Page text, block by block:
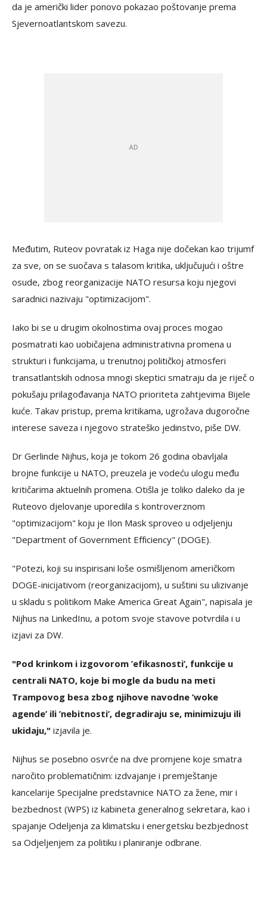
da je američki lider ponovo pokazao poštovanje prema
Sjevernoatlantskom savezu.
Međutim, Ruteov povratak iz Haga nije dočekan kao trijumf
za sve, on se suočava s talasom kritika, uključujući i oštre
osude, zbog reorganizacije NATO resursa koju njegovi
saradnici nazivaju "optimizacijom".
Iako bi se u drugim okolnostima ovaj proces mogao
posmatrati kao uobičajena administrativna promena u
strukturi i funkcijama, u trenutnoj političkoj atmosferi
transatlantskih odnosa mnogi skeptici smatraju da je riječ o
pokušaju prilagođavanja NATO prioriteta zahtjevima Bijele
kuće. Takav pristup, prema kritikama, ugrožava dugoročne
interese saveza i njegovo strateško jedinstvo, piše DW.
Dr Gerlinde Nijhus, koja je tokom 26 godina obavljala
brojne funkcije u NATO, preuzela je vodeću ulogu među
kritičarima aktuelnih promena. Otišla je toliko daleko da je
Ruteovo djelovanje uporedila s kontroverznom
"optimizacijom" koju je Ilon Mask sproveo u odjeljenju
"Department of Government Efficiency" (DOGE).
"Potezi, koji su inspirisani loše osmišljenom američkom
DOGE-inicijativom (reorganizacijom), u suštini su ulizivanje
u skladu s politikom Make America Great Again", napisala je
Nijhus na LinkedInu, a potom svoje stavove potvrdila i u
izjavi za DW.
"Pod krinkom i izgovorom ’efikasnosti’, funkcije u
centrali NATO, koje bi mogle da budu na meti
Trampovog besa zbog njihove navodne ’woke
agende’ ili ’nebitnosti’, degradiraju se, minimizuju ili
ukidaju," izjavila je.
Nijhus se posebno osvrće na dve promjene koje smatra
naročito problematičnim: izdvajanje i premještanje
kancelarije Specijalne predstavnice NATO za žene, mir i
bezbednost (WPS) iz kabineta generalnog sekretara, kao i
spajanje Odeljenja za klimatsku i energetsku bezbjednost
sa Odjeljenjem za politiku i planiranje odbrane.